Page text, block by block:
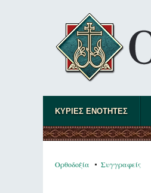
ΚΥΡΙΕΣ ΕΝΟΤΗΤΕΣ
Ορθοδοξία Συγγραφείς